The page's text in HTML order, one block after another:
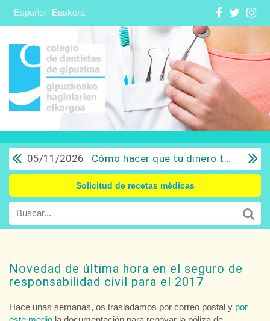
Español Euskera
05/11/2026 Cómo hacer que tu dinero trabaje para ti: Del ahorro a la inversión con sentido común.
Solicitud de recetas médicas
Novedad de última hora en el seguro de
responsabilidad civil para el 2017
Hace unas semanas, os trasladamos por correo postal y por